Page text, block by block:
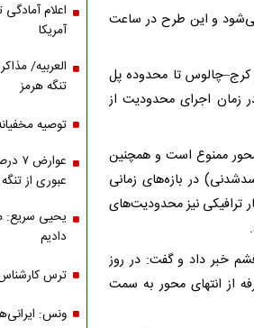
می‌شود و این طرح در ساعت
کرج–چالوس تا محدوده پل
زمان اجرای محدودیت از
محور ممنوع است و همچنین
در بازه‌های زمانی
نیز محدودیت‌های
خبر داد و گفت: در روز
به‌صورت یک‌طرفه از انتهای محور به سمت
اعلام
آمریکا
العربیه/
تنگه هرمز
توصیه
عبوری از
یحیی سریع:
دادیم
ترس کارشناس
ونس: